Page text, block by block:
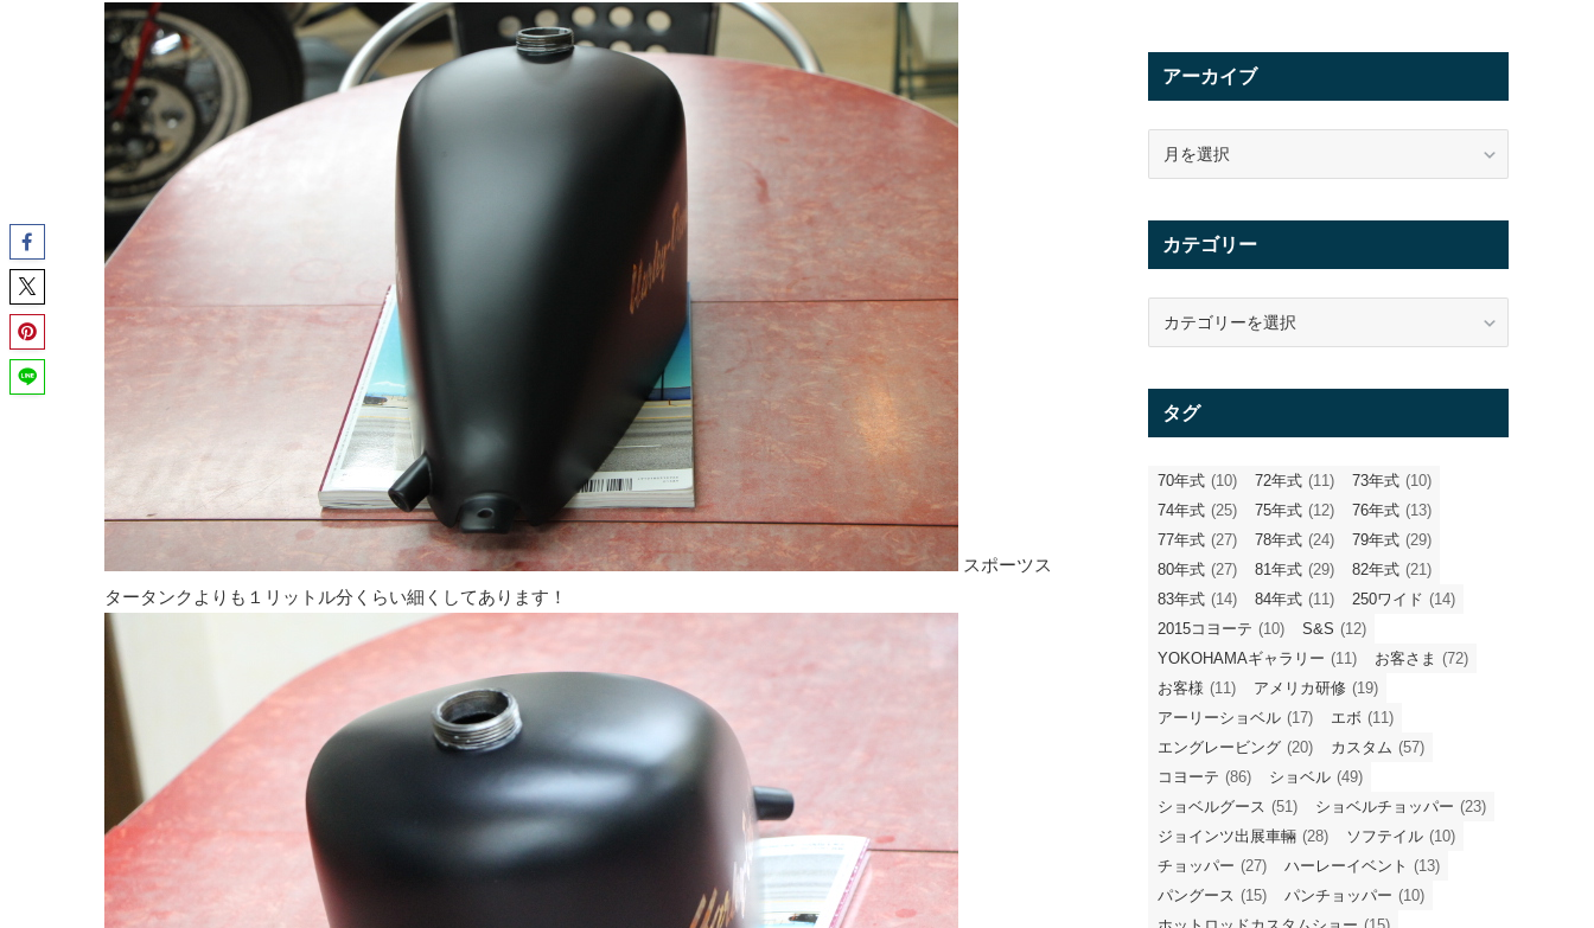
スポーツス
タータンクよりも１リットル分くらい細くしてあります！
アーカイブ
イ
カテゴリー
リ
タグ
70年式 (10) 72年式 (11) 73年式 (10)
74年式 (25) 75年式 (12) 76年式 (13)
77年式 (27) 78年式 (24) 79年式 (29)
80年式 (27) 81年式 (29) 82年式 (21)
83年式 (14) 84年式 (11) 250ワイド (14)
2015コヨーテ (10) S&S (12)
YOKOHAMAギャラリー (11) お客さま (72)
お客様 (11) アメリカ研修 (19)
アーリーショベル (17) エボ (11)
エングレービング (20) カスタム (57)
コヨーテ (86) ショベル (49)
ショベルグース (51) ショベルチョッパー (23)
ジョインツ出展車輛 (28) ソフテイル (10)
チョッパー (27) ハーレーイベント (13)
パングース (15) パンチョッパー (10)